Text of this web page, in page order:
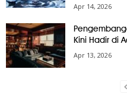
Apr 14, 2026
Kini Hadir di
Apr 13, 2026